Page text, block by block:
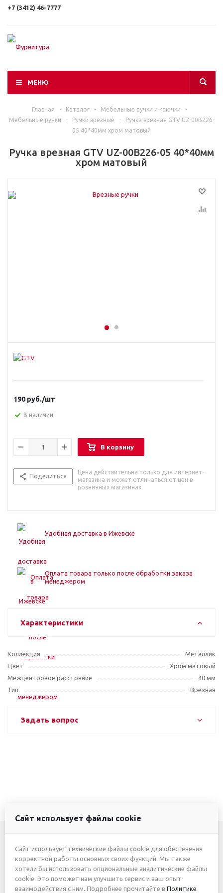
+7 (3412) 46-7777
МЕНЮ
Главная - Каталог - Мебельные ручки и крючки
-
Мебельные ручки
- Ручки врезные -
Ручка врезная GTV UZ-00В226-
05 40*40мм хром матовый
Ручка врезная GTV UZ-00В226-05 40*40мм
хром матовый
190 руб./шт
В наличии
В корзину
Поделиться
Цена действительна только для интернет-
магазина и может отличаться от цен в
розничных магазинах
Удобная доставка в Ижевске
Оплата товара только после обработки заказа
менеджером
Характеристики
Коллекция
Металлик
Цвет
Хром матовый
Межцентровое расстояние
40 мм
Тип
Врезная
Задать вопрос
+7 (3412) 46-7777
+7 (912) 746-00-77
Сайт использует файлы cookie
Сайт использует технические файлы cookie для обеспечения
корректной работы основных своих функций. Мы также
хотели бы использовать опциональные аналитические файлы
cookie. Это поможет нам улучшить сервис и ваш опыт
взаимодействия с ним. Подробнее прочитайте в Политике